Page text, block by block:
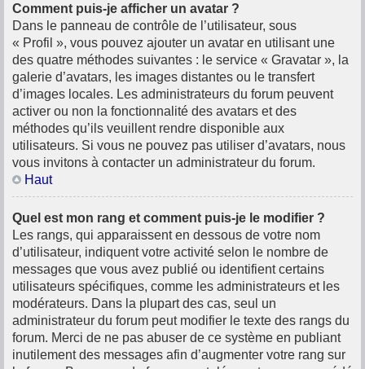
Comment puis-je afficher un avatar ?
Dans le panneau de contrôle de l’utilisateur, sous
« Profil », vous pouvez ajouter un avatar en utilisant une
des quatre méthodes suivantes : le service « Gravatar », la
galerie d’avatars, les images distantes ou le transfert
d’images locales. Les administrateurs du forum peuvent
activer ou non la fonctionnalité des avatars et des
méthodes qu’ils veuillent rendre disponible aux
utilisateurs. Si vous ne pouvez pas utiliser d’avatars, nous
vous invitons à contacter un administrateur du forum.
Haut
Quel est mon rang et comment puis-je le modifier ?
Les rangs, qui apparaissent en dessous de votre nom
d’utilisateur, indiquent votre activité selon le nombre de
messages que vous avez publié ou identifient certains
utilisateurs spécifiques, comme les administrateurs et les
modérateurs. Dans la plupart des cas, seul un
administrateur du forum peut modifier le texte des rangs du
forum. Merci de ne pas abuser de ce système en publiant
inutilement des messages afin d’augmenter votre rang sur